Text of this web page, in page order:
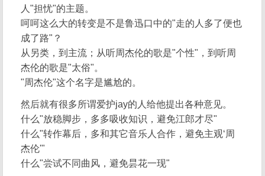
人"担忧"的主题。
呵呵这么大的转变是不是鲁迅口中的"走的人多了便也
成了路"？
从另类，到主流；从听周杰伦的歌是"个性"，到听周
杰伦的歌是"太俗"。
"周杰伦"这个名字是尴尬的。
然后就有很多所谓爱护jay的人给他提出各种意见。
什么"放稳脚步，多多吸收知识，避免江郎才尽"
什么"转作幕后，多和其它音乐人合作，避免主观‘周
杰伦'"
什么"尝试不同曲风，避免昙花一现"